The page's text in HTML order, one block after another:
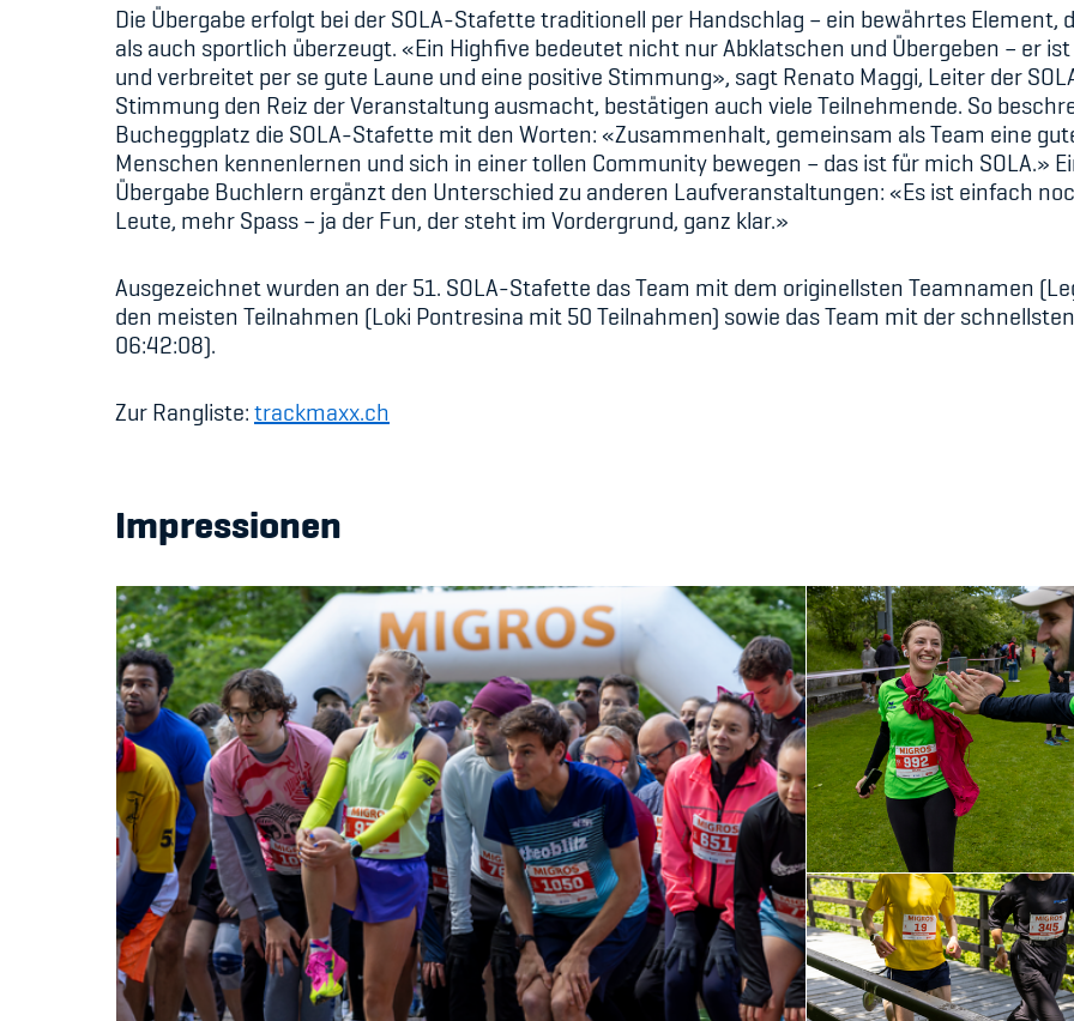
Die Übergabe erfolgt bei der SOLA-Stafette traditionell per Handschlag – ein bewährtes Element,
als auch sportlich überzeugt. «Ein Highfive bedeutet nicht nur Abklatschen und Übergeben – er
und verbreitet per se gute Laune und eine positive Stimmung», sagt Renato Maggi, Leiter der
Stimmung den Reiz der Veranstaltung ausmacht, bestätigen auch viele Teilnehmende. So
Bucheggplatz die SOLA-Stafette mit den Worten: «Zusammenhalt, gemeinsam als Team eine
Menschen kennenlernen und sich in einer tollen Community bewegen – das ist für mich SOLA.»
Übergabe Buchlern ergänzt den Unterschied zu anderen Laufveranstaltungen: «Es ist einfach
Leute, mehr Spass – ja der Fun, der steht im Vordergrund, ganz klar.»
Ausgezeichnet wurden an der 51. SOLA-Stafette das Team mit dem originellsten Teamnamen
den meisten Teilnahmen (Loki Pontresina mit 50 Teilnahmen) sowie das Team mit der
06:42:08).
Zur Rangliste:trackmaxx.ch
Impressionen